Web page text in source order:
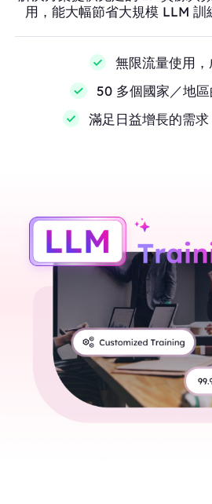
用，能大幅節省大規模 LLM 訓
無限流量使用
50 多個國家／地
滿足日益增長的需